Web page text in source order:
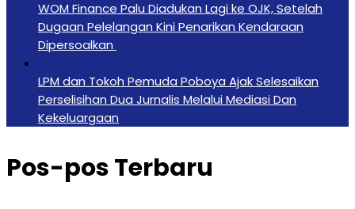
‎WOM Finance Palu Diadukan Lagi ke OJK, Setelah
Dugaan Pelelangan Kini Penarikan Kendaraan
Dipersoalkan ‎
LPM dan Tokoh Pemuda Poboya Ajak Selesaikan
Perselisihan Dua Jurnalis Melalui Mediasi Dan
Kekeluargaan
Pos-pos Terbaru